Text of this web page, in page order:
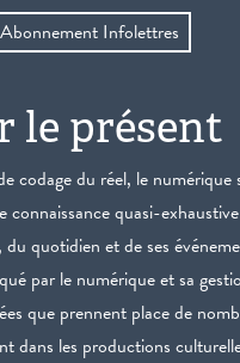
Abonnement Infolettres
le présent
codage du réel, le numérique
connaissance quasi-
quotidien et de ses
par le numérique et sa
que prennent place de
dans les productions